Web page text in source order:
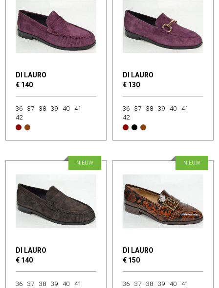
DI LAURO
€ 140
36 37 38 39 40
41
42
DI LAURO
€ 130
36 37 38 39 40
41
42
DI LAURO
€ 140
NIEUW
36 37 38 39 40
41
DI LAURO
€ 150
NIEUW
36 37 38 39 40
41